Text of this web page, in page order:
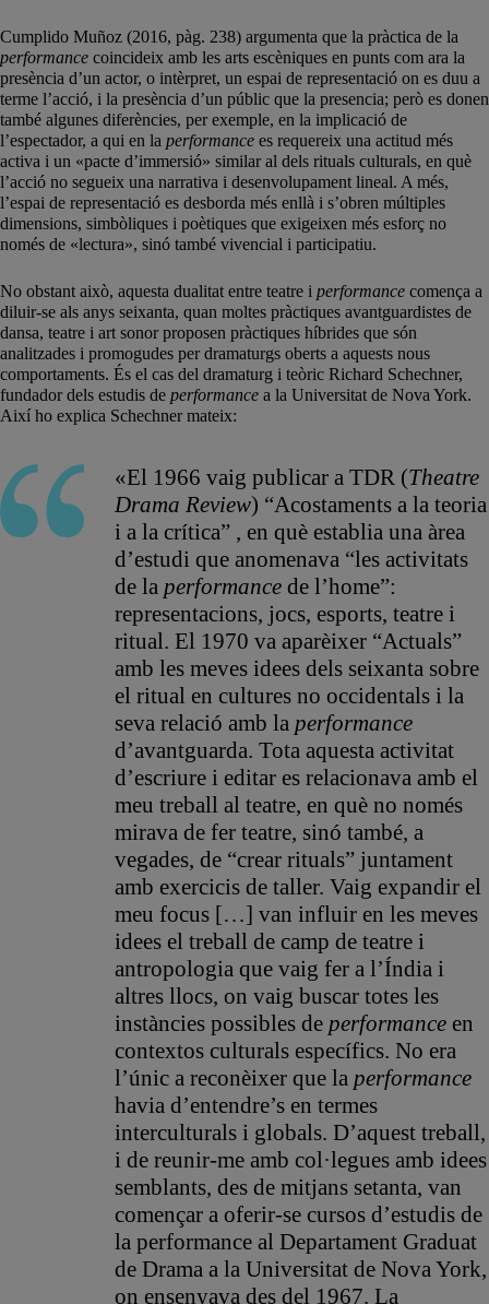
Cumplido Muñoz (2016, pàg. 238) argumenta que la pràctica de la
performance coincideix amb les arts escèniques en punts com ara la
presència d’un actor, o intèrpret, un espai de representació on es duu a
terme l’acció, i la presència d’un públic que la presencia; però es donen
també algunes diferències, per exemple, en la implicació de
l’espectador, a qui en la performance es requereix una actitud més
activa i un «pacte d’immersió» similar al dels rituals culturals, en què
l’acció no segueix una narrativa i desenvolupament lineal. A més,
l’espai de representació es desborda més enllà i s’obren múltiples
dimensions, simbòliques i poètiques que exigeixen més esforç no
només de «lectura», sinó també vivencial i participatiu.
No obstant això, aquesta dualitat entre teatre i performance comença a
diluir-se als anys seixanta, quan moltes pràctiques avantguardistes de
dansa, teatre i art sonor proposen pràctiques híbrides que són
analitzades i promogudes per dramaturgs oberts a aquests nous
comportaments. És el cas del dramaturg i teòric Richard Schechner,
fundador dels estudis de performance a la Universitat de Nova York.
Així ho explica Schechner mateix:
«El 1966 vaig publicar a TDR (Theatre
Drama Review) “Acostaments a la teoria
i a la crítica” , en què establia una àrea
d’estudi que anomenava “les activitats
de la performance de l’home”:
representacions, jocs, esports, teatre i
ritual. El 1970 va aparèixer “Actuals”
amb les meves idees dels seixanta sobre
el ritual en cultures no occidentals i la
seva relació amb la performance
d’avantguarda. Tota aquesta activitat
d’escriure i editar es relacionava amb el
meu treball al teatre, en què no només
mirava de fer teatre, sinó també, a
vegades, de “crear rituals” juntament
amb exercicis de taller. Vaig expandir el
meu focus […] van influir en les meves
idees el treball de camp de teatre i
antropologia que vaig fer a l’Índia i
altres llocs, on vaig buscar totes les
instàncies possibles de performance en
contextos culturals específics. No era
l’únic a reconèixer que la performance
havia d’entendre’s en termes
interculturals i globals. D’aquest treball,
i de reunir-me amb col·legues amb idees
semblants, des de mitjans setanta, van
començar a oferir-se cursos d’estudis de
la performance al Departament Graduat
de Drama a la Universitat de Nova York,
on ensenyava des del 1967. La